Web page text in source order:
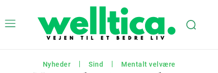
Nyheder Sind Mentalt velvære